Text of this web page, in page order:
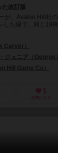
た改訂版
が、Avalon Hill社
した縁で、同じ
Carver）
ジュニア（George
Hill Game Co）
1
お気に入り